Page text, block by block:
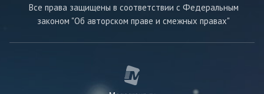
Все права защищены в соответствии с Федеральным
законом "Об авторском праве и смежных правах"